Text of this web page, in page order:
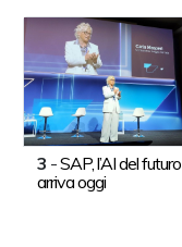
3 -SAP, l’AI del futuro
arriva oggi